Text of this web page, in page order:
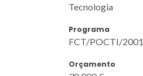
Tecnologia
Programa
FCT/POCTI/2001
Orçamento